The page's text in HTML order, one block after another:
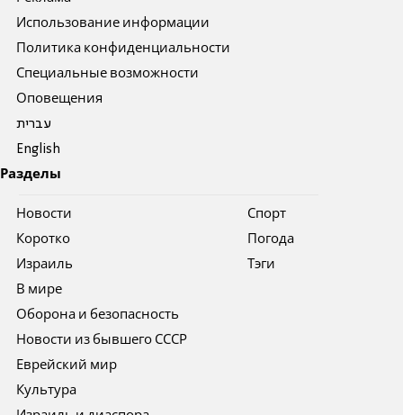
Использование информации
Политика конфиденциальности
Специальные возможности
Оповещения
עברית
English
Разделы
Новости
Коротко
Израиль
В мире
Оборона и безопасность
Новости из бывшего СССР
Еврейский мир
Культура
Спорт
Погода
Тэги